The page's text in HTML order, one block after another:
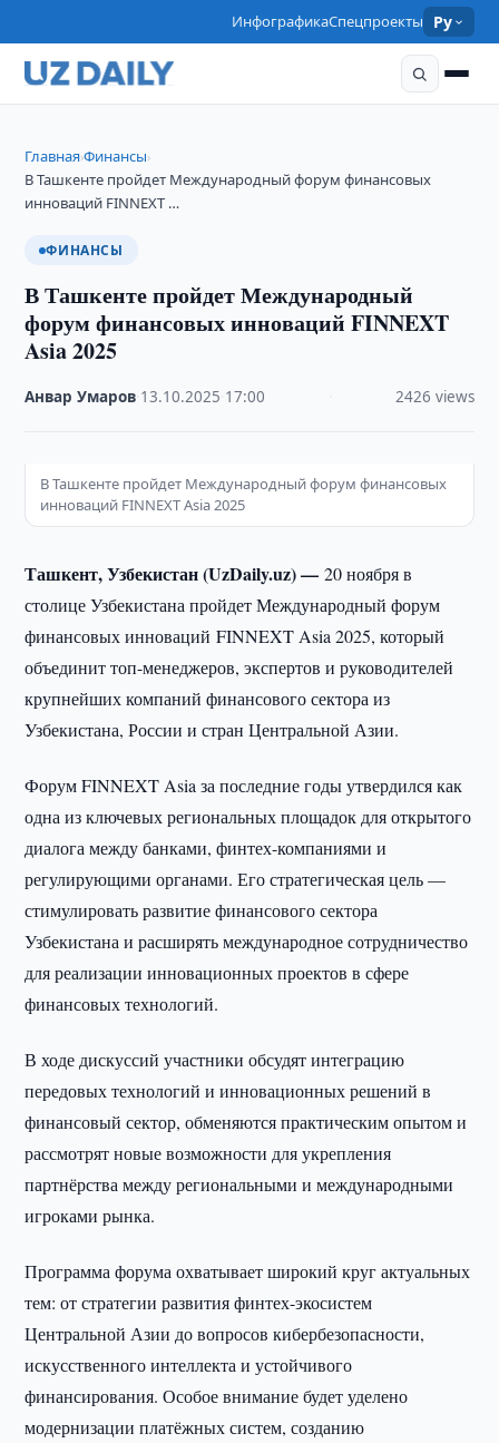
ИнфографикаСпецпроекты Ру
Главная›Финансы›
В Ташкенте пройдет Международный форум финансовых
инноваций FINNEXT …
ФИНАНСЫ
В Ташкенте пройдет Международный
форум финансовых инноваций FINNEXT
Asia 2025
Анвар Умаров 13.10.2025 17:00 2426 views
В Ташкенте пройдет Международный форум финансовых
инноваций FINNEXT Asia 2025
Ташкент, Узбекистан (UzDaily.uz) —20 ноября в
столице Узбекистана пройдет Международный форум
финансовых инноваций FINNEXT Asia 2025, который
объединит топ-менеджеров, экспертов и руководителей
крупнейших компаний финансового сектора из
Узбекистана, России и стран Центральной Азии.
Форум FINNEXT Asia за последние годы утвердился как
одна из ключевых региональных площадок для открытого
диалога между банками, финтех-компаниями и
регулирующими органами. Его стратегическая цель —
стимулировать развитие финансового сектора
Узбекистана и расширять международное сотрудничество
для реализации инновационных проектов в сфере
финансовых технологий.
В ходе дискуссий участники обсудят интеграцию
передовых технологий и инновационных решений в
финансовый сектор, обменяются практическим опытом и
рассмотрят новые возможности для укрепления
партнёрства между региональными и международными
игроками рынка.
Программа форума охватывает широкий круг актуальных
тем: от стратегии развития финтех-экосистем
Центральной Азии до вопросов кибербезопасности,
искусственного интеллекта и устойчивого
финансирования. Особое внимание будет уделено
модернизации платёжных систем, созданию